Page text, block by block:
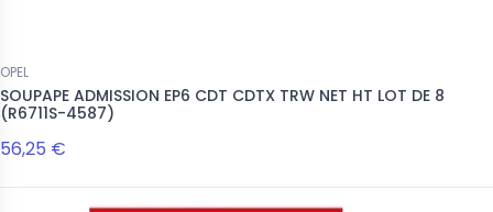
OPEL
SOUPAPE ADMISSION EP6 CDT CDTX TRW NET HT LOT DE 8
(R6711S-4587)
56,25 €